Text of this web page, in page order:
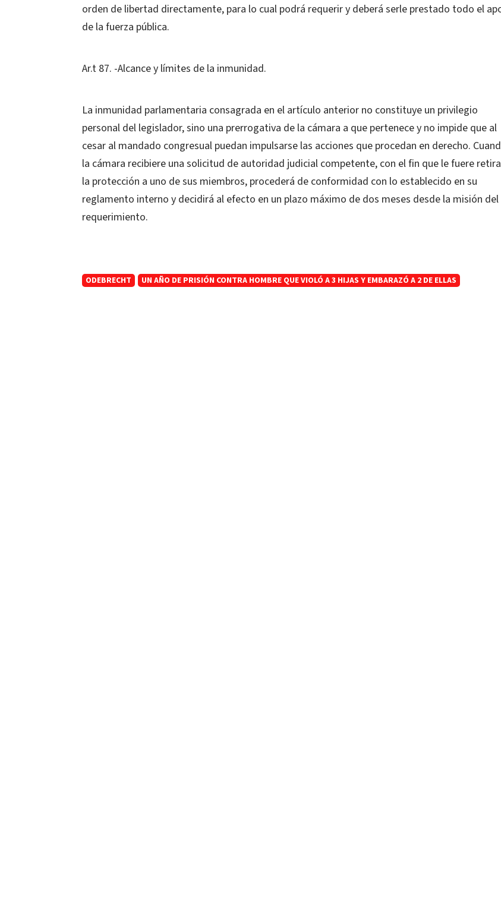
orden de libertad directamente, para lo cual podrá requerir y deberá serle prestado todo el
de la fuerza pública.
Ar.t 87. -Alcance y límites de la inmunidad.
La inmunidad parlamentaria consagrada en el artículo anterior no constituye un privilegio
personal del legislador, sino una prerrogativa de la cámara a que pertenece y no impide que al
cesar al mandado congresual puedan impulsarse las acciones que procedan en derecho.
la cámara recibiere una solicitud de autoridad judicial competente, con el fin que le fuere
la protección a uno de sus miembros, procederá de conformidad con lo establecido en su
reglamento interno y decidirá al efecto en un plazo máximo de dos meses desde la misión del
requerimiento.
ODEBRECHT UN AÑO DE PRISIÓN CONTRA HOMBRE QUE VIOLÓ A 3 HIJAS Y EMBARAZÓ A 2 DE ELLAS